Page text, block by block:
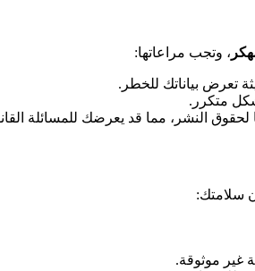
، وتجب مراعاتها:
تعرض بياناتك للخطر.
متكرر.
لحقوق النشر، مما قد يعرضك للمسائلة
سلامتك:
غير موثوقة.